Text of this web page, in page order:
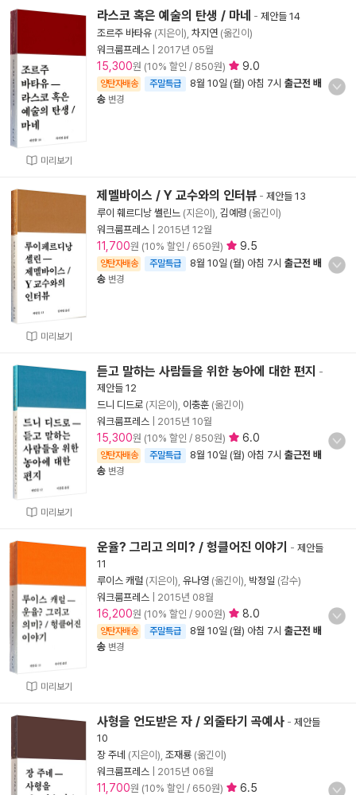
미리보기
라스코 혹은 예술의 탄생 / 마네 - 제안들 14
조르주 바타유 (지은이), 차지연 (옮긴이)
워크룸프레스
2017년 05월
15,300원 (10% 할인 / 850원) 9.0
양탄자배송 주말특급 8월 10일 (월) 아침 7시 출근전 배
송 변경
미리보기
제멜바이스 / Y 교수와의 인터뷰 - 제안들 13
루이 훼르디낭 쎌린느 (지은이), 김예령 (옮긴이)
워크룸프레스
2015년 12월
11,700원 (10% 할인 / 650원) 9.5
양탄자배송 주말특급 8월 10일 (월) 아침 7시 출근전 배
송 변경
미리보기
듣고 말하는 사람들을 위한 농아에 대한 편지 -
제안들 12
드니 디드로 (지은이), 이충훈 (옮긴이)
워크룸프레스
2015년 10월
15,300원 (10% 할인 / 850원) 6.0
양탄자배송 주말특급 8월 10일 (월) 아침 7시 출근전 배
송 변경
미리보기
운율? 그리고 의미? / 헝클어진 이야기 - 제안들
11
루이스 캐럴 (지은이), 유나영 (옮긴이), 박정일 (감수)
워크룸프레스
2015년 08월
16,200원 (10% 할인 / 900원) 8.0
양탄자배송 주말특급 8월 10일 (월) 아침 7시 출근전 배
송 변경
사형을 언도받은 자 / 외줄타기 곡예사 - 제안들
10
장 주네 (지은이), 조재룡 (옮긴이)
워크룸프레스
2015년 06월
11,700원 (10% 할인 / 650원) 6.5